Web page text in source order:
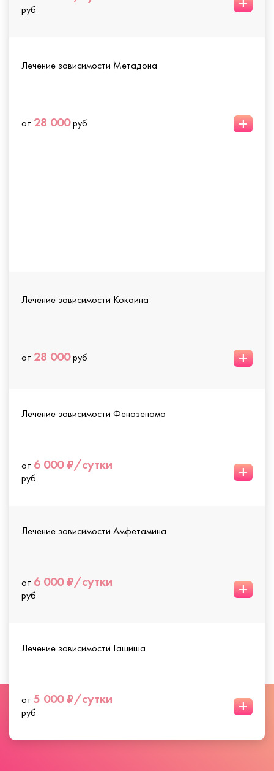
руб
Лечение зависимости Метадона
от 28 000руб +
Лечение зависимости Кокаина
от 28 000руб +
Лечение зависимости Феназепама
от 6 000 ₽/сутки
руб +
Лечение зависимости Амфетамина
от 6 000 ₽/сутки
руб +
Лечение зависимости Гашиша
от 5 000 ₽/сутки
руб +